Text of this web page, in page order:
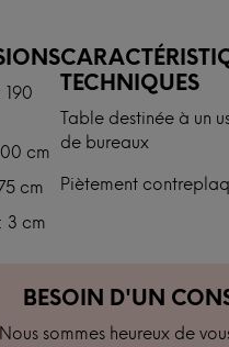
190
cm
cm
3 cm
TECHNIQUES
Table destinée à un
de bureaux
Piètement
BESOIN D'UN
Nous sommes heureux de